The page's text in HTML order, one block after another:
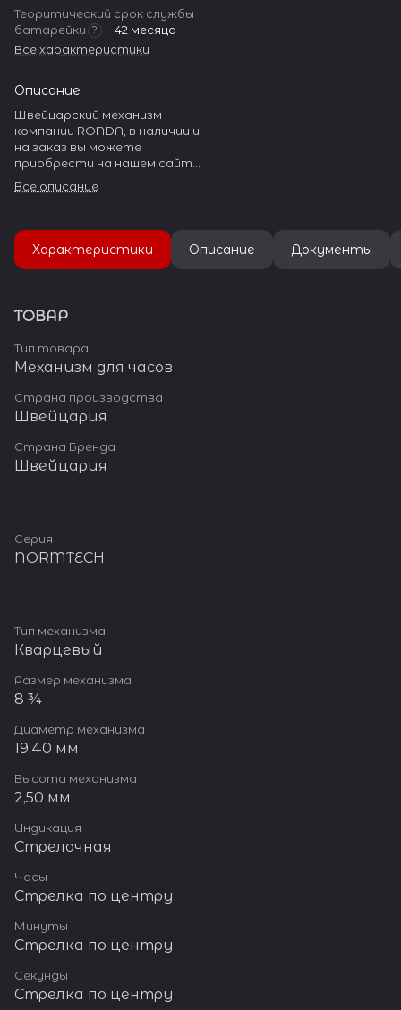
Теоритический срок службы
батарейки ? : 42 месяца
Все характеристики
Описание
Швейцарский механизм
компании RONDA, в наличии и
на заказ вы можете
приобрести на нашем сайте
производит огромное
часовых механизмов.
Все описание
Характеристики Описание Документы
ТОВАР
Тип товара
Механизм для часов
Страна производства
Швейцария
Страна Бренда
Швейцария
Серия
NORMTECH
Тип механизма
Кварцевый
Размер механизма
8 ¾
Диаметр механизма
19,40 мм
Высота механизма
2,50 мм
Индикация
Стрелочная
Часы
Стрелка по центру
Минуты
Стрелка по центру
Секунды
Стрелка по центру